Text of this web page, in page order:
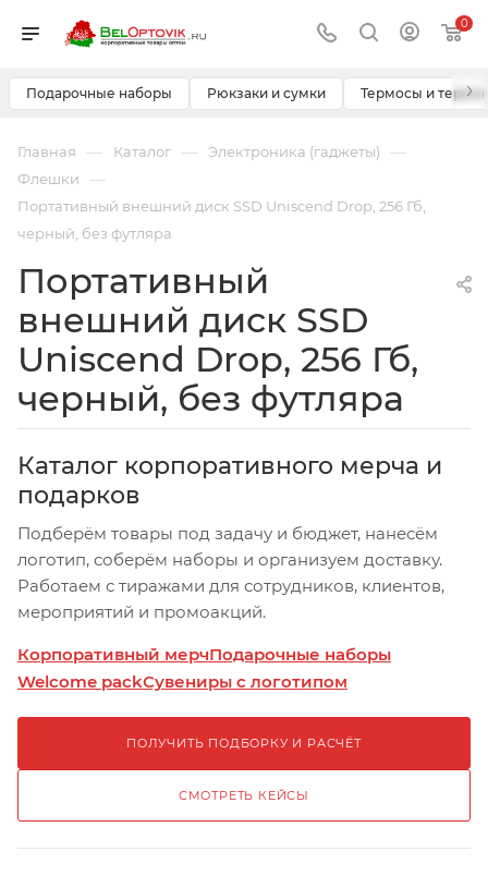
0
Подарочные наборы Рюкзаки и сумки Термосы и ›
Главная — Каталог — Электроника (гаджеты) —
Флешки —
Портативный внешний диск SSD Uniscend Drop, 256 Гб,
черный, без футляра
Портативный
внешний диск SSD
Uniscend Drop, 256 Гб,
черный, без футляра
Каталог корпоративного мерча и
подарков
Подберём товары под задачу и бюджет, нанесём
логотип, соберём наборы и организуем доставку.
Работаем с тиражами для сотрудников, клиентов,
мероприятий и промоакций.
Корпоративный мерчПодарочные наборы
Welcome packСувениры с логотипом
ПОЛУЧИТЬ ПОДБОРКУ И РАСЧЁТ
СМОТРЕТЬ КЕЙСЫ